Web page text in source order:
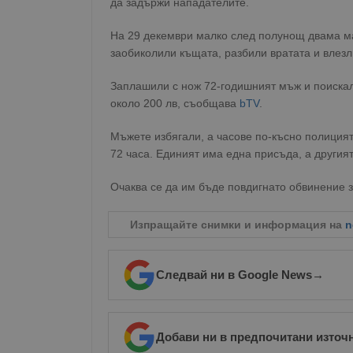
На 29 декември малко след полунощ двама
заобиколили къщата, разбили вратата и
Заплашили с нож 72-годишният мъж и
около 200 лв, съобщава bTV.
Мъжете избягали, а часове по-късно
72 часа. Единият има една присъда, а
Очаква се да им бъде повдигнато обвинение
Изпращайте снимки и информация на
Следвай ни в Google News→
Добави ни в предпочитани